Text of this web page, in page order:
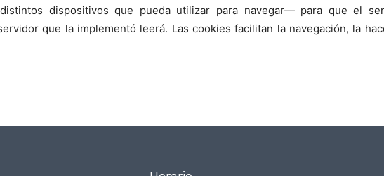
dispositivos que pueda utilizar para navegar— para que el
que la implementó leerá. Las cookies facilitan la navegación, la